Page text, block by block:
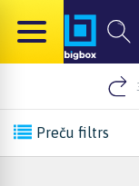
Preču filtrs